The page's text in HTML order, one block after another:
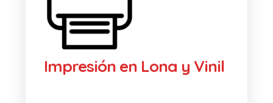
Impresión en Lona y Vinil